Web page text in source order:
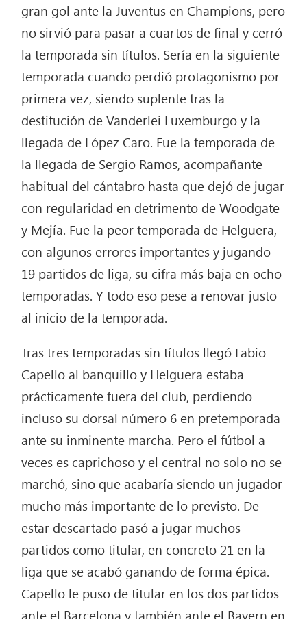
gran gol ante la Juventus en Champions, pero
no sirvió para pasar a cuartos de final y cerró
la temporada sin títulos. Sería en la siguiente
temporada cuando perdió protagonismo por
primera vez, siendo suplente tras la
destitución de Vanderlei Luxemburgo y la
llegada de López Caro. Fue la temporada de
la llegada de Sergio Ramos, acompañante
habitual del cántabro hasta que dejó de jugar
con regularidad en detrimento de Woodgate
y Mejía. Fue la peor temporada de Helguera,
con algunos errores importantes y jugando
19 partidos de liga, su cifra más baja en ocho
temporadas. Y todo eso pese a renovar justo
al inicio de la temporada.
Tras tres temporadas sin títulos llegó Fabio
Capello al banquillo y Helguera estaba
prácticamente fuera del club, perdiendo
incluso su dorsal número 6 en pretemporada
ante su inminente marcha. Pero el fútbol a
veces es caprichoso y el central no solo no se
marchó, sino que acabaría siendo un jugador
mucho más importante de lo previsto. De
estar descartado pasó a jugar muchos
partidos como titular, en concreto 21 en la
liga que se acabó ganando de forma épica.
Capello le puso de titular en los dos partidos
ante el Barcelona y también ante el Bayern en